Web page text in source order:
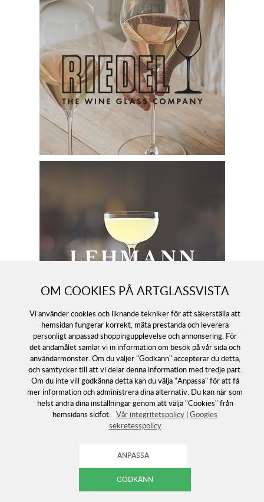
OM COOKIES PÅ ARTGLASSVISTA
Vi använder cookies och liknande tekniker för att säkerställa att
hemsidan fungerar korrekt, mäta prestanda och leverera
personligt anpassad shoppingupplevelse och annonsering. För
det ändamålet samlar vi in information om besök på vår sida och
användarmönster. Om du väljer "Godkänn" accepterar du detta,
och samtycker till att vi delar denna information med tredje part.
Om du inte vill godkänna detta kan du välja "Anpassa" för att få
mer information och administrera dina alternativ. Du kan när som
helst ändra dina inställningar genom att välja "Cookies" från
hemsidans sidfot. Vår integritetspolicy | Googles
sekretesspolicy